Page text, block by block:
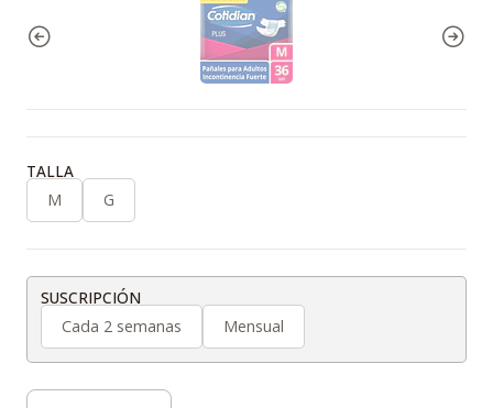
TALLA
M
G
SUSCRIPCIÓN
Cada 2 semanas
Mensual